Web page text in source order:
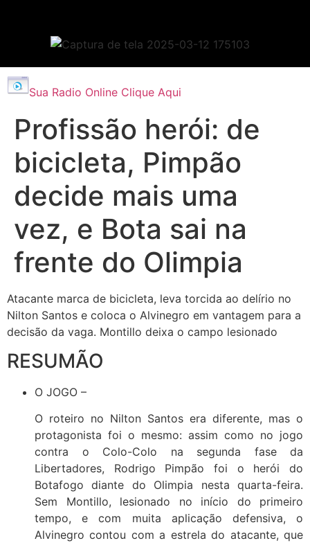
Sua Radio Online Clique Aqui
Profissão herói: de
bicicleta, Pimpão
decide mais uma
vez, e Bota sai na
frente do Olimpia
Atacante marca de bicicleta, leva torcida ao delírio no
Nilton Santos e coloca o Alvinegro em vantagem para a
decisão da vaga. Montillo deixa o campo lesionado
RESUMÃO
O JOGO –
O roteiro no Nilton Santos era diferente, mas o
protagonista foi o mesmo: assim como no jogo
contra o Colo-Colo na segunda fase da
Libertadores, Rodrigo Pimpão foi o herói do
Botafogo diante do Olimpia nesta quarta-feira.
Sem Montillo, lesionado no início do primeiro
tempo, e com muita aplicação defensiva, o
Alvinegro contou com a estrela do atacante, que